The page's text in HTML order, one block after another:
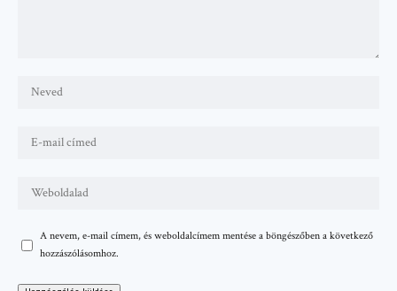
A nevem, e-mail címem, és weboldalcímem mentése a böngészőben a következő
hozzászólásomhoz.